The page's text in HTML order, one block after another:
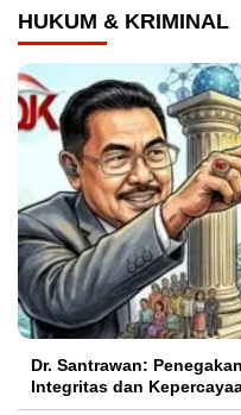
HUKUM & KRIMINAL
Dr. Santrawan:
Integritas dan